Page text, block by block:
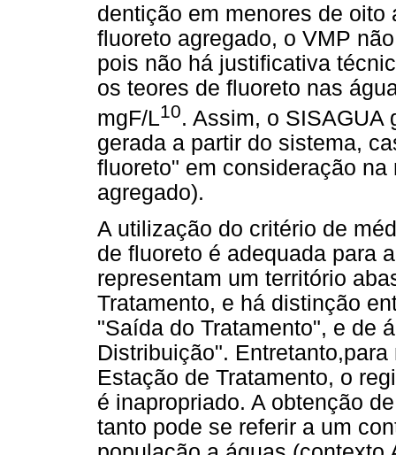
dentição em menores de oito
fluoreto agregado, o VMP
pois não há justificativa
os teores de fluoreto nas
mgF/L10. Assim, o SISAGUA
gerada a partir do sistema,
fluoreto" em consideração
agregado).
A utilização do critério de
de fluoreto é adequada para
representam um território
Tratamento, e há distinção
"Saída do Tratamento", e de
Distribuição".
Estação de Tratamento, o
é inapropriado. A obtenção
tanto pode se referir a um